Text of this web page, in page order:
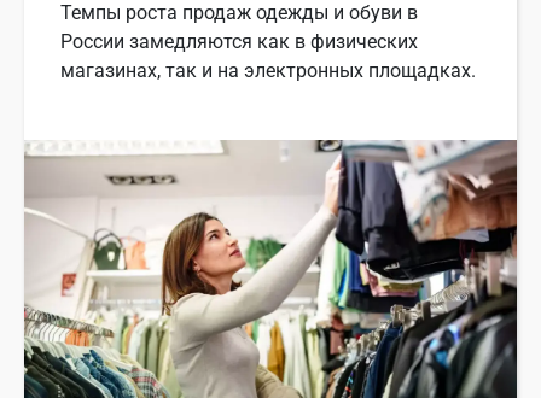
Темпы роста продаж одежды и обуви в
России замедляются как в физических
магазинах, так и на электронных площадках.